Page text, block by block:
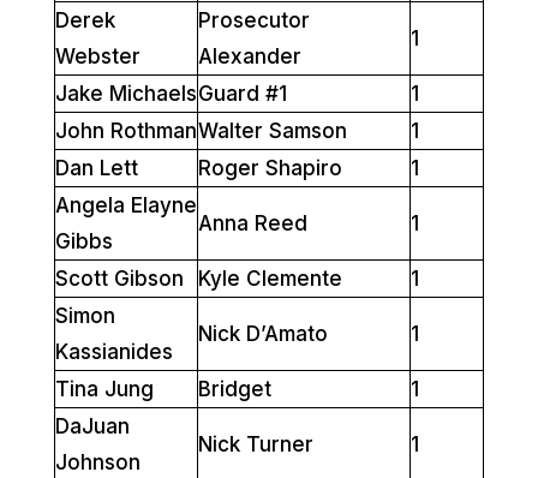
Derek
Webster
Prosecutor
Alexander
1
Jake MichaelsGuard #1
1
John RothmanWalter Samson
1
Dan Lett
Roger Shapiro
1
Angela Elayne
Gibbs
Anna Reed 1
Scott Gibson Kyle Clemente
1
Simon
Kassianides
Nick D’Amato 1
Tina Jung Bridget
1
DaJuan
Johnson
Nick Turner 1